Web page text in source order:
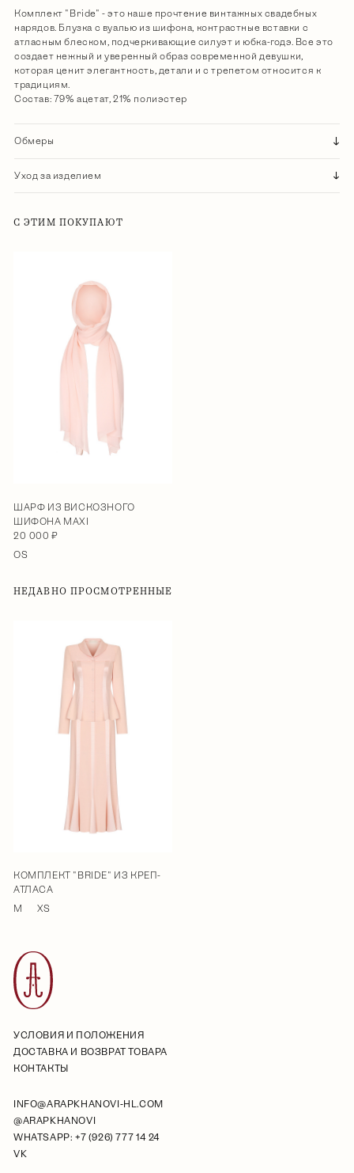
Комплект "Bride" - это наше прочтение винтажных свадебных
нарядов. Блузка с вуалью из шифона, контрастные вставки с
атласным блеском, подчеркивающие силуэт и юбка-годэ. Все это
создает нежный и уверенный образ современной девушки,
которая ценит элегантность, детали и с трепетом относится к
традициям.
Состав: 79% ацетат, 21% полиэстер
Обмеры
Уход за изделием
С ЭТИМ ПОКУПАЮТ
ШАРФ ИЗ ВИСКОЗНОГО
ШИФОНА MAXI
20 000 ₽
OS
НЕДАВНО ПРОСМОТРЕННЫЕ
КОМПЛЕКТ "BRIDE" ИЗ КРЕП-
АТЛАСА
M
XS
УСЛОВИЯ И ПОЛОЖЕНИЯ
ДОСТАВКА И ВОЗВРАТ ТОВАРА
КОНТАКТЫ
INFO@ARAPKHANOVI-HL.COM
@ARAPKHANOVI
WHATSAPP: +7 (926) 777 14 24
VK